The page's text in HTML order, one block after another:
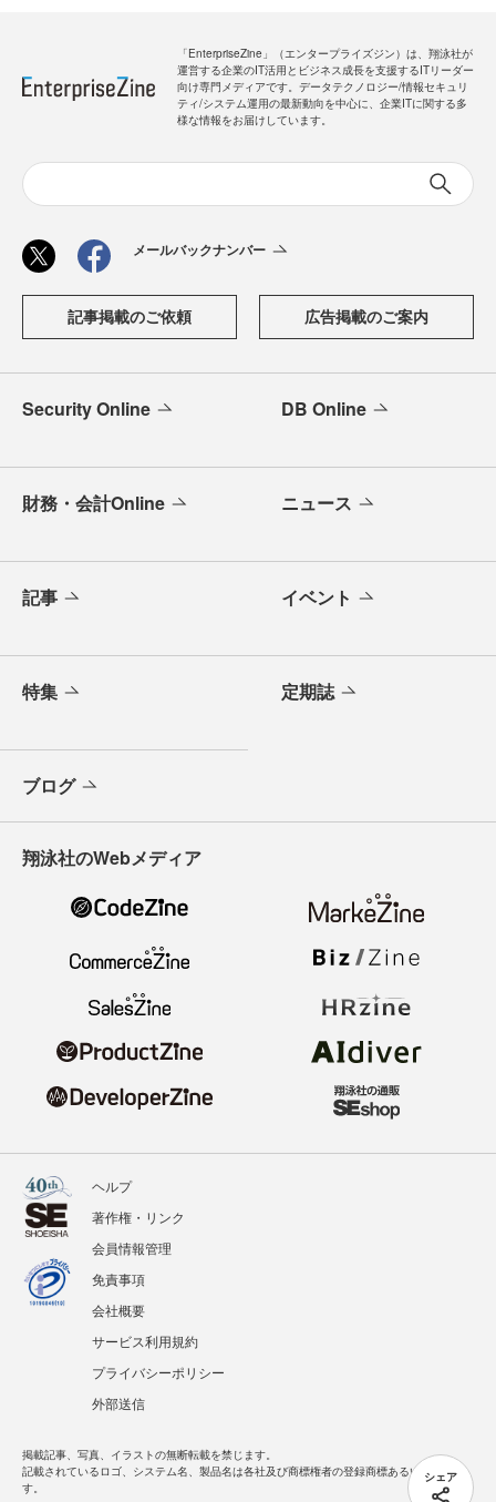
シェア
「EnterpriseZine」（エンタープライズジン）は、翔泳社が
運営する企業のIT活用とビジネス成長を支援するITリーダー
向け専門メディアです。データテクノロジー/情報セキュリ
ティ/システム運用の最新動向を中心に、企業ITに関する多
様な情報をお届けしています。
メールバックナンバー
記事掲載のご依頼 広告掲載のご案内
Security Online DB Online
財務・会計Online ニュース
記事 イベント
特集 定期誌
ブログ
翔泳社のWebメディア
ヘルプ
著作権・リンク
会員情報管理
免責事項
会社概要
サービス利用規約
プライバシーポリシー
外部送信
掲載記事、写真、イラストの無断転載を禁じます。
記載されているロゴ、システム名、製品名は各社及び商標権者の登録商標あるいは商標で
す。